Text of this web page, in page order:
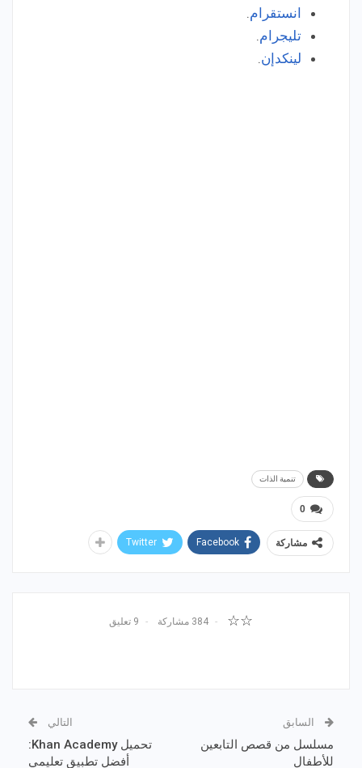
انستقرام.
تليجرام.
لينكدإن.
تنمية الذات
0
مشاركة Facebook
Twitter
☆☆ 384 مشاركة 9 تعليق
السابق
مسلسل من قصص التابعين
للأطفال
التالي
تحميل Khan Academy:
أفضل تطبيق تعليمي